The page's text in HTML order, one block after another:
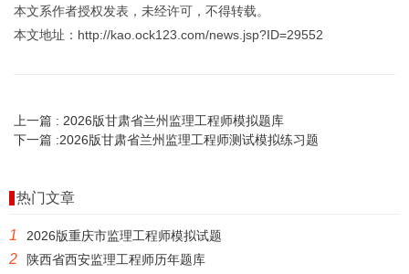
本文系作者授权发表，未经许可，不得转载。
本文地址：http://kao.ock123.com/news.jsp?ID=29552
上一篇 : 2026版甘肃省兰州监理工程师模拟题库
下一篇 :2026版甘肃省兰州监理工程师测试模拟练习题
热门文章
1 2026版重庆市监理工程师模拟试题
2 陕西省西安监理工程师历年题库